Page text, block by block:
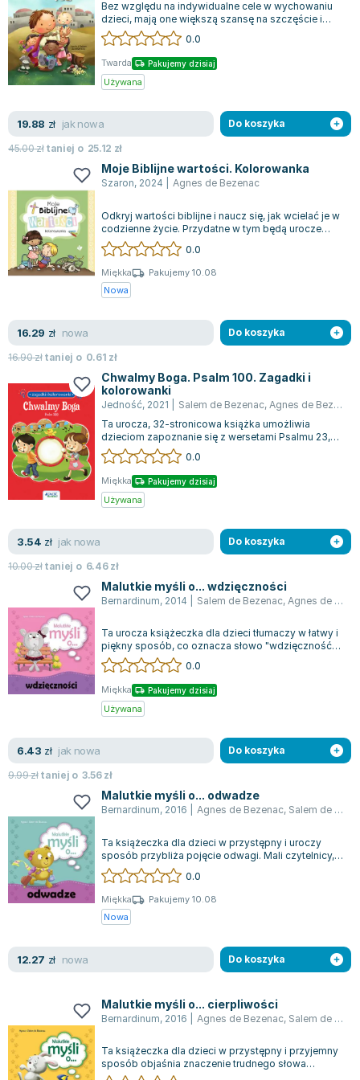
Zygmunt Freud
Agata Passent
Michel Moran
Maciej Orłoś
Katarzyna Miller
Antoine de Saint Exupery
Mark Twain
Marcin Meller
Paulina Młynarska
ks. Piotr Pawlukiewicz
Jarosław Sokołowski
Piotr Semka
Jarosław Iwaszkiewicz
Joseph Murphy
Jan Sztaudynger
Aleksander Puszkin
Oscar Wilde
Małgorzata Ohme
Maddie Ziegler
Leszek Czarnecki
Maria Seweryn
Janina Zającówna
Anna Prus (oprac.)
Nela Mała Reporterka
Agnieszka Maciąg
Barbara Wrzesińska
Terry Pratchett
Ajahn Brahm
Lucinda Riley
Jacek Walkiewicz
Bez względu na indywidualne cele w wychowaniu
dzieci, mają one większą szansę na szczęście i
spełnienie w dorosłym życiu, jeśli zd...
0.0
Twarda Pakujemy dzisiaj
Używana
19.88 zł jak nowa
45.00złtaniej o 25.12 zł
Do koszyka
Moje Biblijne wartości. Kolorowanka
Szaron, 2024 Agnes de Bezenac
Odkryj wartości biblijne i naucz się, jak wcielać je w
codzienne życie. Przydatne w tym będą urocze
ilustracje, rymowanki i biblij...
0.0
Miękka
Pakujemy 10.08
Nowa
16.29 zł nowa
16.90złtaniej o 0.61 zł
Do koszyka
Chwalmy Boga. Psalm 100. Zagadki i
kolorowanki
Jedność, 2021 Salem de Bezenac, Agnes de Bezenac
Ta urocza, 32-stronicowa książka umożliwia
dzieciom zapoznanie się z wersetami Psalmu 23,
pokazując jednocześnie, jak zastosować s...
0.0
Miękka Pakujemy dzisiaj
Używana
3.54 zł jak nowa
10.00złtaniej o 6.46zł
Do koszyka
Malutkie myśli o... wdzięczności
Bernardinum, 2014 Salem de Bezenac, Agnes de Bezenac
Ta urocza książeczka dla dzieci tłumaczy w łatwy i
piękny sposób, co oznacza słowo "wdzięczność".
Młodzi czytelnicy, z pomocą kolo...
0.0
Miękka Pakujemy dzisiaj
Używana
6.43 zł jak nowa
9.99złtaniej o3.56zł
Do koszyka
Malutkie myśli o... odwadze
Bernardinum, 2016 Agnes de Bezenac, Salem de Bezenac
Ta książeczka dla dzieci w przystępny i uroczy
sposób przybliża pojęcie odwagi. Mali czytelnicy,
dzięki tej pięknie ilustrowanej h...
0.0
Miękka
Pakujemy 10.08
Nowa
12.27 zł nowa Do koszyka
Malutkie myśli o... cierpliwości
Bernardinum, 2016 Agnes de Bezenac, Salem de Bezenac
Ta książeczka dla dzieci w przystępny i przyjemny
sposób objaśnia znaczenie trudnego słowa
„cierpliwość”. Dzięki urokliwym ilustra...